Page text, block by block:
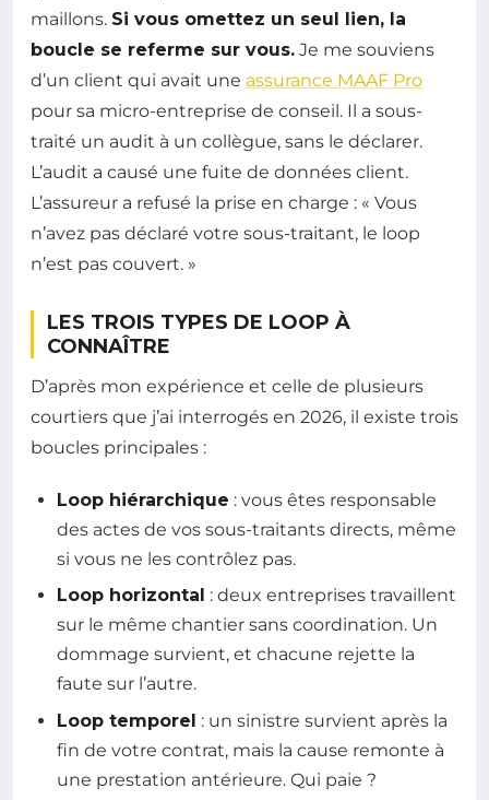
maillons. Si vous omettez un seul lien, la
boucle se referme sur vous. Je me souviens
d’un client qui avait une assurance MAAF Pro
pour sa micro-entreprise de conseil. Il a sous-
traité un audit à un collègue, sans le déclarer.
L’audit a causé une fuite de données client.
L’assureur a refusé la prise en charge : « Vous
n’avez pas déclaré votre sous-traitant, le loop
n’est pas couvert. »
LES TROIS TYPES DE LOOP À
CONNAÎTRE
D’après mon expérience et celle de plusieurs
courtiers que j’ai interrogés en 2026, il existe trois
boucles principales :
Loop hiérarchique : vous êtes responsable
des actes de vos sous-traitants directs, même
si vous ne les contrôlez pas.
Loop horizontal : deux entreprises travaillent
sur le même chantier sans coordination. Un
dommage survient, et chacune rejette la
faute sur l’autre.
Loop temporel : un sinistre survient après la
fin de votre contrat, mais la cause remonte à
une prestation antérieure. Qui paie ?